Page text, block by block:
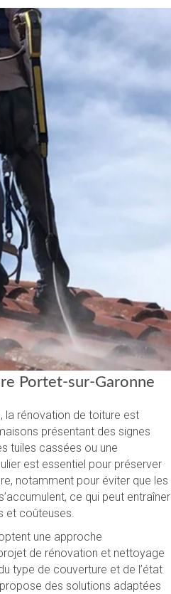
Portet-sur-Garonne
la rénovation de toiture est
présentant des signes
tuiles cassées ou une
est essentiel pour préserver
notamment pour éviter que les
ce qui peut entraîner
et coûteuses.
une approche
de rénovation et nettoyage
type de couverture et de l’état
des solutions adaptées